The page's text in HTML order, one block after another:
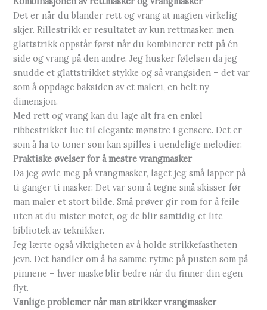
Det er når du blander rett og vrang at magien virkelig
skjer. Rillestrikk er resultatet av kun rettmasker, men
glattstrikk oppstår først når du kombinerer rett på én
side og vrang på den andre. Jeg husker følelsen da jeg
snudde et glattstrikket stykke og så vrangsiden – det var
som å oppdage baksiden av et maleri, en helt ny
dimensjon.
Med rett og vrang kan du lage alt fra en enkel
ribbestrikket lue til elegante mønstre i gensere. Det er
som å ha to toner som kan spilles i uendelige melodier.
Praktiske øvelser for å mestre vrangmasker
Da jeg øvde meg på vrangmasker, laget jeg små lapper på
ti ganger ti masker. Det var som å tegne små skisser før
man maler et stort bilde. Små prøver gir rom for å feile
uten at du mister motet, og de blir samtidig et lite
bibliotek av teknikker.
Jeg lærte også viktigheten av å holde strikkefastheten
jevn. Det handler om å ha samme rytme på pusten som på
pinnene – hver maske blir bedre når du finner din egen
flyt.
Vanlige problemer når man strikker vrangmasker